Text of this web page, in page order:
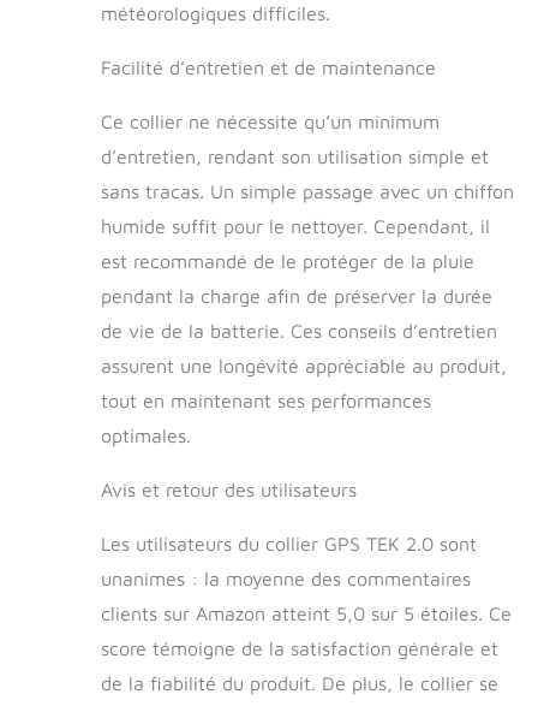
météorologiques difficiles.
Facilité d’entretien et de maintenance
Ce collier ne nécessite qu’un minimum
d’entretien, rendant son utilisation simple et
sans tracas. Un simple passage avec un chiffon
humide suffit pour le nettoyer. Cependant, il
est recommandé de le protéger de la pluie
pendant la charge afin de préserver la durée
de vie de la batterie. Ces conseils d’entretien
assurent une longévité appréciable au produit,
tout en maintenant ses performances
optimales.
Avis et retour des utilisateurs
Les utilisateurs du collier GPS TEK 2.0 sont
unanimes : la moyenne des commentaires
clients sur Amazon atteint 5,0 sur 5 étoiles. Ce
score témoigne de la satisfaction générale et
de la fiabilité du produit. De plus, le collier se